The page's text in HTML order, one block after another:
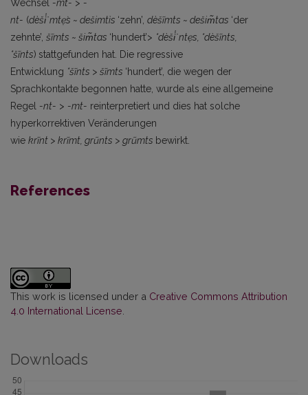
Wechsel -mt- > -
nt- (dèši̾˙mtẹ̀s ~ dešimtìs ‘zehn’, dèšĩmts ~ dešim̃tas ‘der
zehnte’, šĩmts ~ šim̃tas ‘hundert’> *dèši̾˙ntẹs, *dèšĩnts,
*šĩnts) stattgefunden hat. Die regressive
Entwicklung *šĩnts > šĩmts ‘hundert’, die wegen der
Sprachkontakte begonnen hatte, wurde als eine allgemeine
Regel -nt- > -mt- reinterpretiert und dies hat solche
hyperkorrektiven Veränderungen
wie krĩnt > krĩmt, grũnts > grũmts bewirkt.
References
This work is licensed under a Creative Commons Attribution
4.0 International License
Downloads